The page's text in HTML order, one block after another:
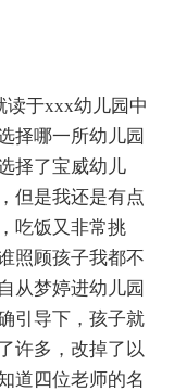
读于xxx幼儿园中
择哪一所幼儿园
择了宝威幼儿
但是我还是有点
吃饭又非常挑
照顾孩子我都不
从梦婷进幼儿园
引导下，孩子就
许多，改掉了以
道四位老师的名